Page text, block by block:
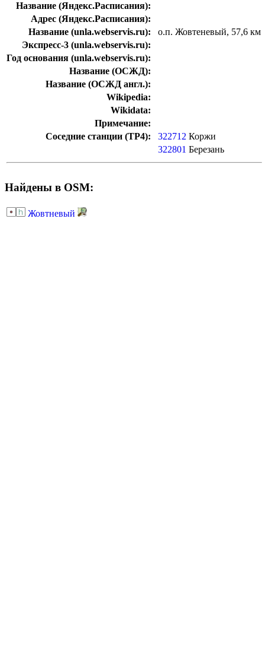
Название (Яндекс.Расписания):
Адрес (Яндекс.Расписания):
Название (unla.webservis.ru):
о.п. Жовтеневый, 57,6 км
Экспресс-3 (unla.webservis.ru):
Год основания (unla.webservis.ru):
Название (ОСЖД):
Название (ОСЖД англ.):
Wikipedia:
Wikidata:
Примечание:
Соседние станции (ТР4):
322712 Коржи
322801 Березань
Найдены в OSM:
Жовтневый